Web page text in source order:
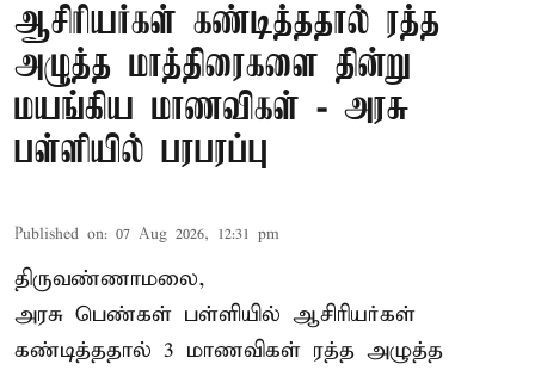
ஆசிரியர்கள் கண்டித்ததால் ரத்த
அழுத்த மாத்திரைகளை தின்று
மயங்கிய மாணவிகள் - அரசு
பள்ளியில் பரபரப்பு
Published on: 07 Aug 2026, 12:31 pm
திருவண்ணாமலை,
அரசு பெண்கள் பள்ளியில் ஆசிரியர்கள்
கண்டித்ததால் 3 மாணவிகள் ரத்த அழுத்த